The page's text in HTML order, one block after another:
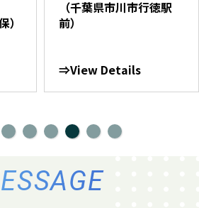
）
（千葉県市川市行徳駅
前）
⇒View Details